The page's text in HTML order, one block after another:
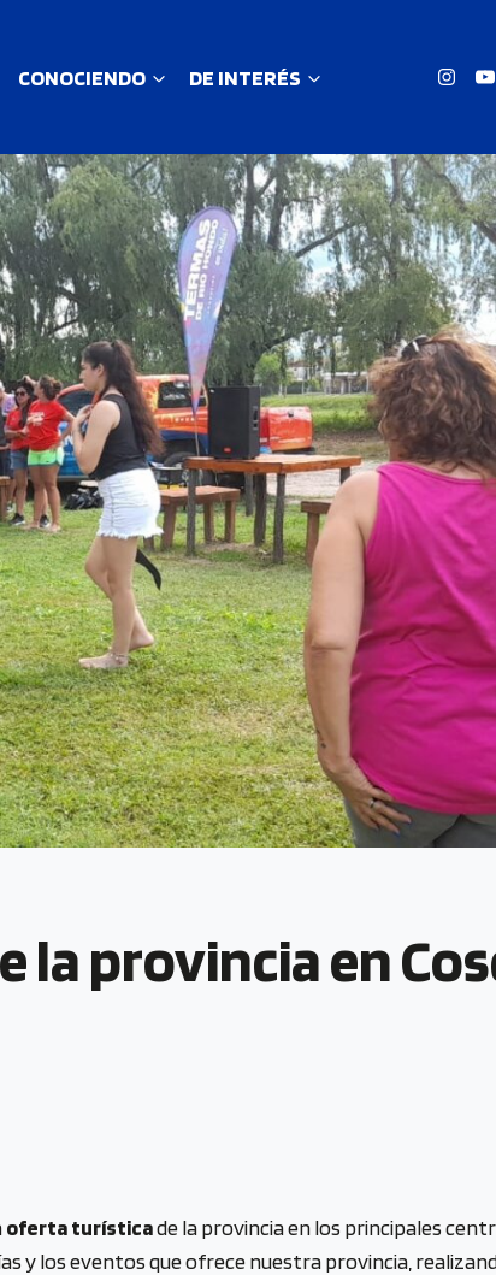
CONOCIENDO DE INTERÉS
la provincia en
oferta turísticade la provincia en los principales
y los eventos que ofrece nuestra provincia,